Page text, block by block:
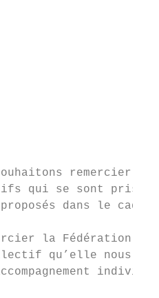
remercier
qui se sont pris
dans le
la Fédération
qu’elle nous